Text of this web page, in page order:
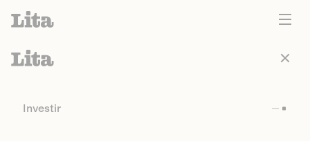
Investir